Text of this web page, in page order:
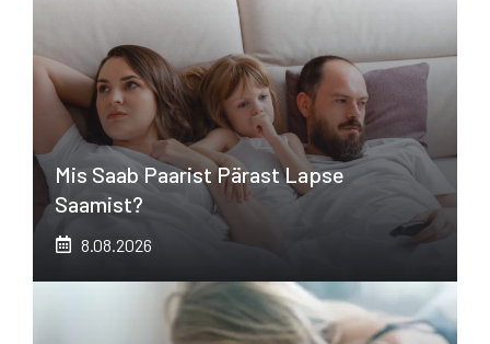
Mis Saab Paarist Pärast Lapse
Saamist?
8.08.2026